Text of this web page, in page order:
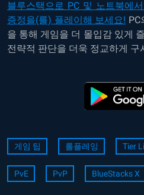
블루스택으로 PC 및 노트북에
증정을(를) 플레이해 보세요! PC
을 통해 게임을 더 몰입감 있게
전략적 판단을 더욱 정교하게 구
게임 팁 롤플레잉 Tier
PvE PvP BlueStacks X